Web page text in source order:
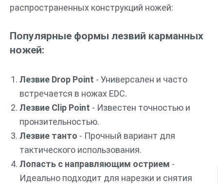
распространенных конструкций ножей:
Популярные формы лезвий карманных
ножей:
Лезвие Drop Point - Универсален и часто
встречается в ножах EDC.
Лезвие Clip Point - Известен точностью и
пронзительностью.
Лезвие танто - Прочный вариант для
тактического использования.
Лопасть с направляющим острием -
Идеально подходит для нарезки и снятия